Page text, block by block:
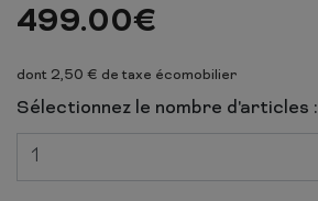
499.00€
dont 2,50 € de taxe écomobilier
Sélectionnez le nombre d'articles :